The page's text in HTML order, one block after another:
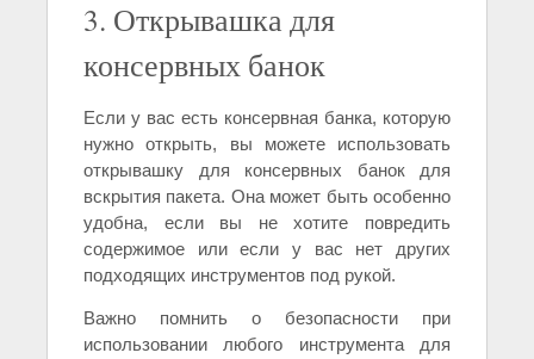
3. Открывашка для
консервных банок
Если у вас есть консервная банка, которую
нужно открыть, вы можете использовать
открывашку для консервных банок для
вскрытия пакета. Она может быть особенно
удобна, если вы не хотите повредить
содержимое или если у вас нет других
подходящих инструментов под рукой.
Важно помнить о безопасности при
использовании любого инструмента для